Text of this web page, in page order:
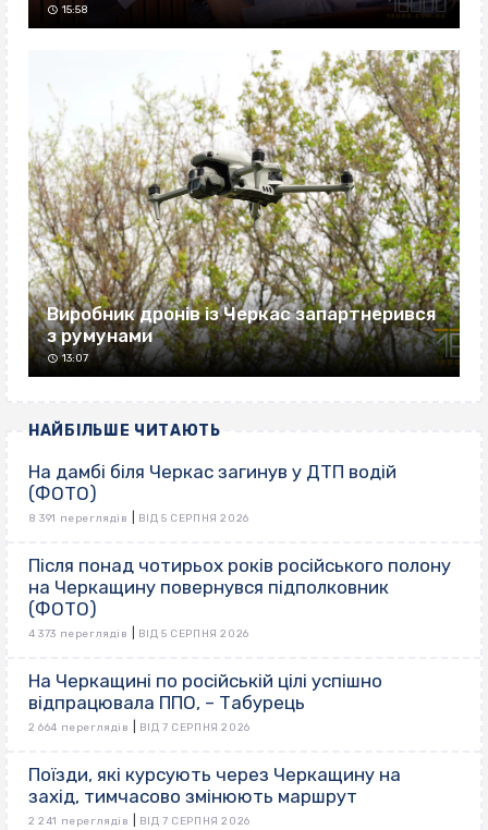
15:58
Виробник дронів із Черкас запартнерився
з румунами
13:07
НАЙБІЛЬШЕ ЧИТАЮТЬ
На дамбі біля Черкас загинув у ДТП водій
(ФОТО)
8 391 переглядів ВІД 5 СЕРПНЯ 2026
Після понад чотирьох років російського полону
на Черкащину повернувся підполковник
(ФОТО)
4 373 переглядів ВІД 5 СЕРПНЯ 2026
На Черкащині по російській цілі успішно
відпрацювала ППО, – Табурець
2 664 переглядів ВІД 7 СЕРПНЯ 2026
Поїзди, які курсують через Черкащину на
захід, тимчасово змінюють маршрут
2 241 переглядів ВІД 7 СЕРПНЯ 2026